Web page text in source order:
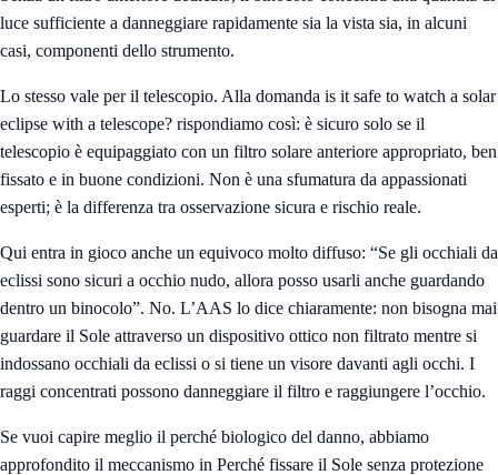
luce sufficiente a danneggiare rapidamente sia la vista sia, in alcuni
casi, componenti dello strumento.
Lo stesso vale per il telescopio. Alla domanda is it safe to watch a solar
eclipse with a telescope? rispondiamo così: è sicuro solo se il
telescopio è equipaggiato con un filtro solare anteriore appropriato, ben
fissato e in buone condizioni. Non è una sfumatura da appassionati
esperti; è la differenza tra osservazione sicura e rischio reale.
Qui entra in gioco anche un equivoco molto diffuso: “Se gli occhiali da
eclissi sono sicuri a occhio nudo, allora posso usarli anche guardando
dentro un binocolo”. No. L’AAS lo dice chiaramente: non bisogna mai
guardare il Sole attraverso un dispositivo ottico non filtrato mentre si
indossano occhiali da eclissi o si tiene un visore davanti agli occhi. I
raggi concentrati possono danneggiare il filtro e raggiungere l’occhio.
Se vuoi capire meglio il perché biologico del danno, abbiamo
approfondito il meccanismo in Perché fissare il Sole senza protezione